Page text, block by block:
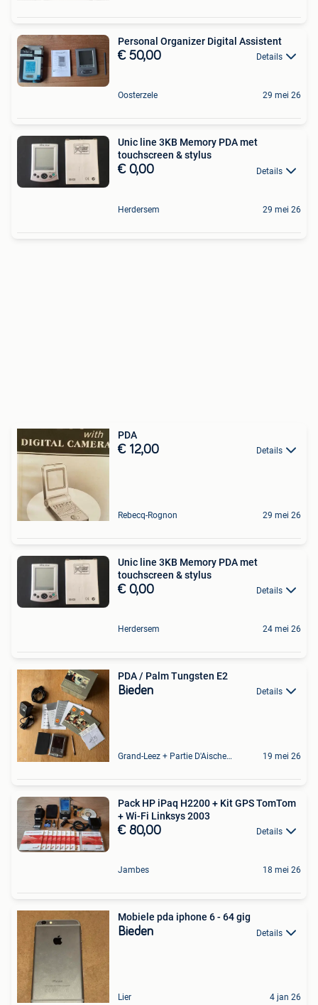
Personal Organizer Digital Assistent
€ 50,00 Details
Oosterzele 29 mei 26
Unic line 3KB Memory PDA met
touchscreen & stylus
€ 0,00 Details
Herdersem 29 mei 26
PDA
€ 12,00 Details
Rebecq-Rognon 29 mei 26
Unic line 3KB Memory PDA met
touchscreen & stylus
€ 0,00 Details
Herdersem 24 mei 26
PDA / Palm Tungsten E2
Bieden Details
Grand-Leez + Partie D'Aische-En-Refail 19 mei 26
Pack HP iPaq H2200 + Kit GPS TomTom
+ Wi-Fi Linksys 2003
€ 80,00 Details
Jambes 18 mei 26
Mobiele pda iphone 6 - 64 gig
Bieden Details
Lier 4 jan 26